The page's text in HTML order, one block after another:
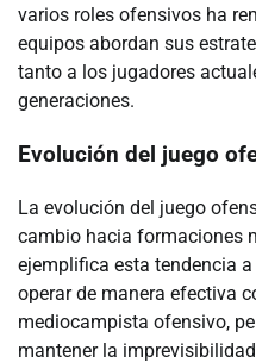
varios roles ofensivos ha
equipos abordan sus
tanto a los jugadores
generaciones.
Evolución del juego
La evolución del juego
cambio hacia formaciones
ejemplifica esta tendencia
operar de manera efectiva
mediocampista ofensivo,
mantener la